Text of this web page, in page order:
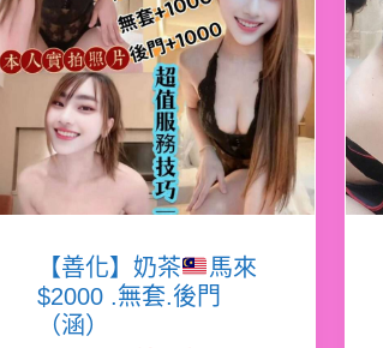
【善化】奶茶
馬來
$2000 .無套.後門
（涵）